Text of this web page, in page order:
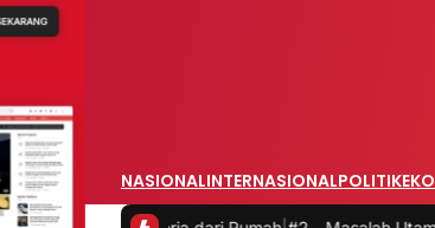
NASIONALINTERNASIONALPOLITIK